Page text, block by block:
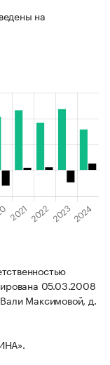
на
05.03.2008
Максимовой, д.